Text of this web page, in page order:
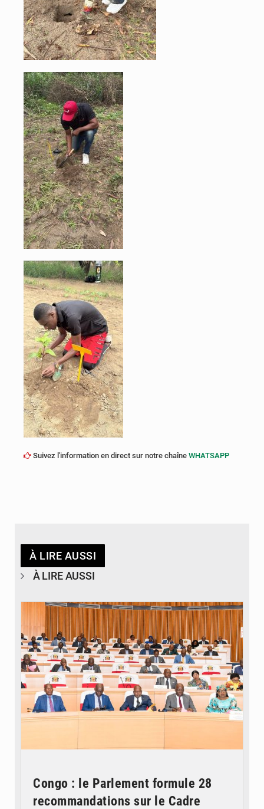
Suivez l'information en direct sur notre chaîne WHATSAPP
À LIRE AUSSI
À LIRE AUSSI
Congo : le Parlement formule 28
recommandations sur le Cadre